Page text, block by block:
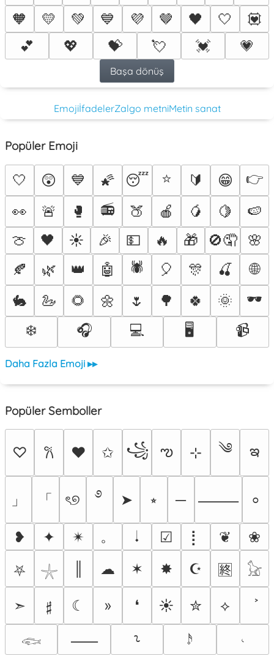
🧡
💛 💚 💙 💜 🤎 🖤 🤍
💟
💕
💖 💝 💘 💓 💗
Başa dönüş
EmojiİfadelerZalgo metniMetin sanat
Popüler Emoji
🤍 😲 💙 🌠 😴 ⭐ 🔰 😁
👉
👀
🚨 🥊 📻 🍑 🍎 🥭 🍋
🍉
🍈
🖤 ☀️ 🎉 💵 🔥 🎁 🚫🤦
🌸
🍂
🌿 👑 🤖 🕷️ 🎈 🎊 🍒
🌐
🐇
🦢 🌻 🌼 🌷 🌳 🍀 🌞
🕶️
❄️
🎧 💻 🖥️ 📹
Daha Fazla Emoji ▸▸
Popüler Semboller
♡ 𐙚 ♥ ✩ ꧁ ఌ ⊹ ༄ ఇ
」 「 ৎ୭ ࿔ ➤ ⭒ ─ ⸻ ⸰
❥ ✦ ✴︎ 。 𝆺𝅥 ☑ ⡇ ❦
❀
⛧
𓇼 ☁ ✶ ✸ ☪ 🈡
𓃠
➣
𝄰 ☾ » ❛ ☀ ✮ ⟡
𓆟 ⸺ ⸊ 𝆹𝅥𝅯 𝆥